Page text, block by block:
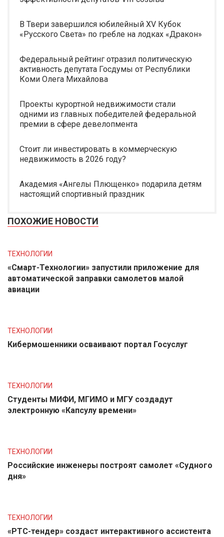
В Твери завершился юбилейный XV Кубок
«Русского Света» по гребле на лодках «Дракон»
Федеральный рейтинг отразил политическую
активность депутата Госдумы от Республики
Коми Олега Михайлова
Проекты курортной недвижимости стали
одними из главных победителей федеральной
премии в сфере девелопмента
Стоит ли инвестировать в коммерческую
недвижимость в 2026 году?
Академия «Ангелы Плющенко» подарила детям
настоящий спортивный праздник
ПОХОЖИЕ НОВОСТИ
ТЕХНОЛОГИИ
«Смарт-Технологии» запустили приложение для
автоматической заправки самолетов малой
авиации
ТЕХНОЛОГИИ
Кибермошенники осваивают портал Госуслуг
ТЕХНОЛОГИИ
Студенты МИФИ, МГИМО и МГУ создадут
электронную «Капсулу времени»
ТЕХНОЛОГИИ
Российские инженеры построят самолет «Судного
дня»
ТЕХНОЛОГИИ
«РТС-тендер» создаст интерактивного ассистента